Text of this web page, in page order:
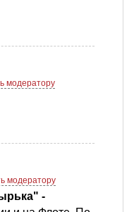
модератору
модератору
-